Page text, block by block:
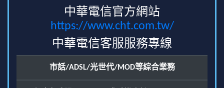
中華電信官方網站
https://www.cht.com.tw/
中華電信客服服務專線
市話/ADSL/光世代/MOD等綜合業務